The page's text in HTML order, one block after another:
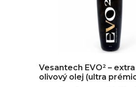
Vesantech EVO² –
olivový olej (ultra